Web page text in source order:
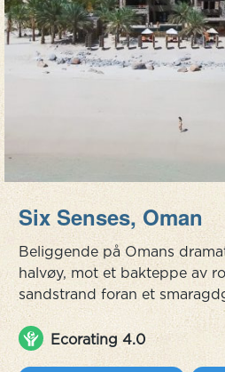
Six Senses, Oman
Beliggende på Omans
halvøy, mot et bakteppe av
sandstrand foran et
Senses Oman virkelig en
feriested som er godt
bærekraftsprinsipper, har Six
Ecorating 4.0